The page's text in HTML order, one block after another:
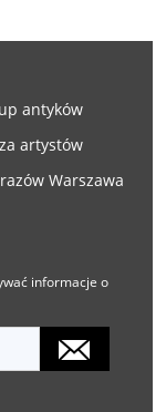
antyków
artystów
Warszawa
informacje o